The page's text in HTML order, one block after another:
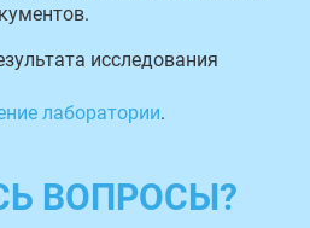
исследования
лаборатории.
ВОПРОСЫ?